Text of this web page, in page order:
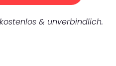
& unverbindlich.